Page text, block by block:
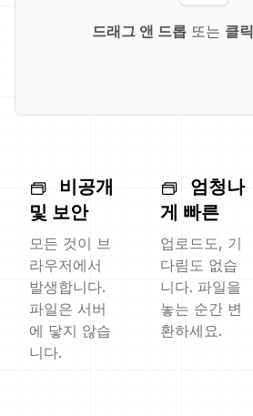
드래그 앤 드롭또는 클릭
비공개
및 보안
모든 것이 브
라우저에서
발생합니다.
파일은 서버
에 닿지 않습
니다.
엄청나
게 빠른
업로드도, 기
다림도 없습
니다. 파일을
놓는 순간 변
환하세요.